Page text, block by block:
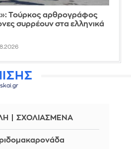
Τούρκος αρθρογράφος
συρρέουν στα ελληνικά
skai.gr
ΣΧΟΛΙΑΣΜΕΝΑ